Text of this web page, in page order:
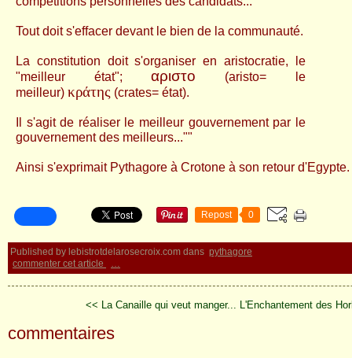
Tout doit s'effacer devant le bien de la communauté.
La constitution doit s'organiser en aristocratie, le
"meilleur état";αριστο (aristo= le
meilleur) κράτης (crates= état).
Il s'agit de réaliser le meilleur gouvernement par le
gouvernement des meilleurs...""
Ainsi s'exprimait Pythagore à Crotone à son retour d'Egypte.
Repost 0
Published by lebistrotdelarosecroix.com dans pythagore
commenter cet article
…
<< La Canaille qui veut manger... L'Enchantement des
commentaires